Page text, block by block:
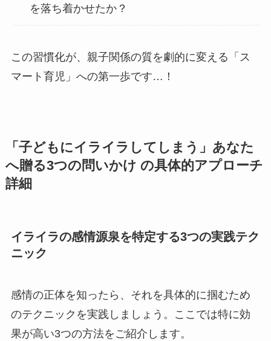
を落ち着かせたか？
この習慣化が、親子関係の質を劇的に変える「ス
マート育児」への第一歩です…！
「子どもにイライラしてしまう」あなた
へ贈る3つの問いかけ の具体的アプローチ
詳細
イライラの感情源泉を特定する3つの実践テク
ニック
感情の正体を知ったら、それを具体的に掴むため
のテクニックを実践しましょう。ここでは特に効
果が高い3つの方法をご紹介します。